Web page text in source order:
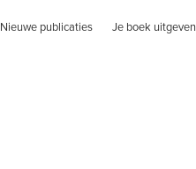
Nieuwe publicaties Je boek uitgeven